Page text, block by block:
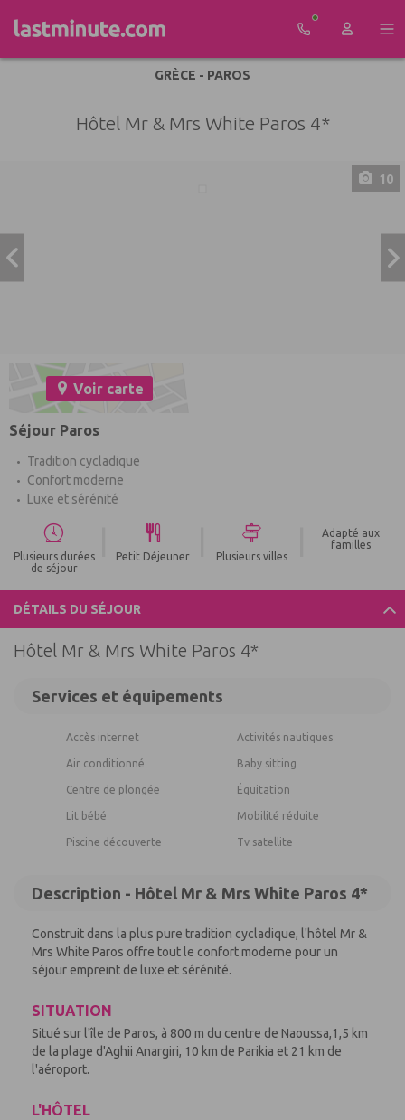
GRÈCE - PAROS
Hôtel Mr & Mrs White Paros 4*
10
Voir carte
Séjour Paros
Tradition cycladique
Confort moderne
Luxe et sérénité
Plusieurs durées
de séjour
Petit Déjeuner Plusieurs villes
Adapté aux
familles
DÉTAILS DU SÉJOUR
Hôtel Mr & Mrs White Paros 4*
Services et équipements
Accès internet Activités nautiques
Air conditionné Baby sitting
Centre de plongée Équitation
Lit bébé Mobilité réduite
Piscine découverte Tv satellite
Description - Hôtel Mr & Mrs White Paros 4*
Construit dans la plus pure tradition cycladique, l'hôtel Mr &
Mrs White Paros offre tout le confort moderne pour un
séjour empreint de luxe et sérénité.
SITUATION
Situé sur l'île de Paros, à 800 m du centre de Naoussa,1,5 km
de la plage d'Aghii Anargiri, 10 km de Parikia et 21 km de
l'aéroport.
L'HÔTEL